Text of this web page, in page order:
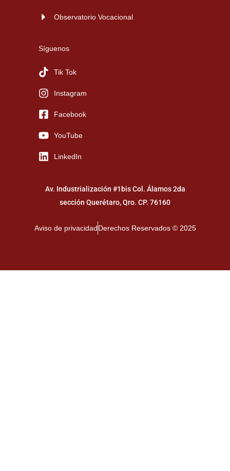
Observatorio Vocacional
Síguenos
Tik Tok
Instagram
Facebook
YouTube
LinkedIn
Av. Industrialización #1bis Col. Álamos 2da
sección Querétaro, Qro. CP. 76160
Aviso de privacidadDerechos Reservados © 2025